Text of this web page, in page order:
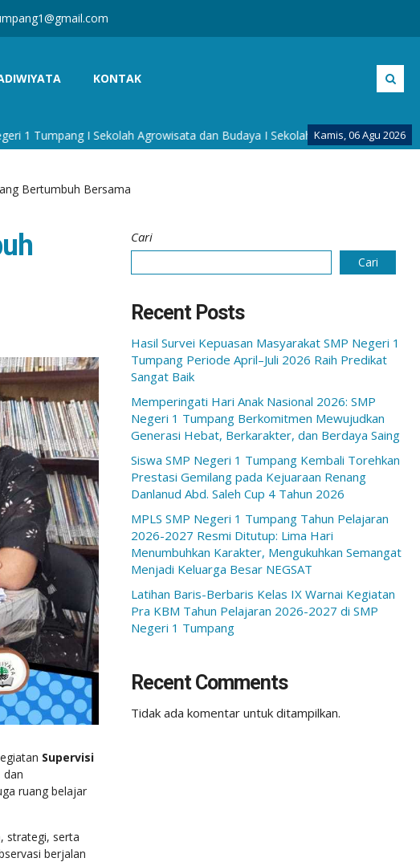
KONTAK
Kamis, 06 Agu 2026
I Sekolah Agrowisata dan Budaya I Sekolah Berkarakter Budaya I
Bertumbuh Bersama
Supervisi
dan
ruang belajar
strategi, serta
berjalan
Cari
Cari
Recent Posts
Hasil Survei Kepuasan Masyarakat SMP Negeri 1
Tumpang Periode April–Juli 2026 Raih Predikat
Sangat Baik
Memperingati Hari Anak Nasional 2026: SMP
Negeri 1 Tumpang Berkomitmen Mewujudkan
Generasi Hebat, Berkarakter, dan Berdaya Saing
Siswa SMP Negeri 1 Tumpang Kembali Torehkan
Prestasi Gemilang pada Kejuaraan Renang
Danlanud Abd. Saleh Cup 4 Tahun 2026
MPLS SMP Negeri 1 Tumpang Tahun Pelajaran
2026-2027 Resmi Ditutup: Lima Hari
Menumbuhkan Karakter, Mengukuhkan Semangat
Menjadi Keluarga Besar NEGSAT
Latihan Baris-Berbaris Kelas IX Warnai Kegiatan
Pra KBM Tahun Pelajaran 2026-2027 di SMP
Negeri 1 Tumpang
Recent Comments
Tidak ada komentar untuk ditampilkan.